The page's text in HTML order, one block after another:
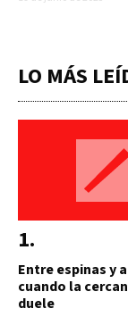
LO MÁS
Entre espinas y
cuando la
duele